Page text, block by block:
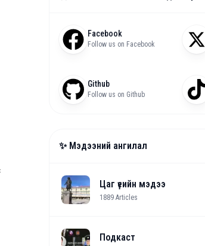
Facebook
Follow us on Facebook
Github
Follow us on Github
✨ Мэдээний ангилал
Цаг үеийн мэдээ
1889 Articles
Подкаст